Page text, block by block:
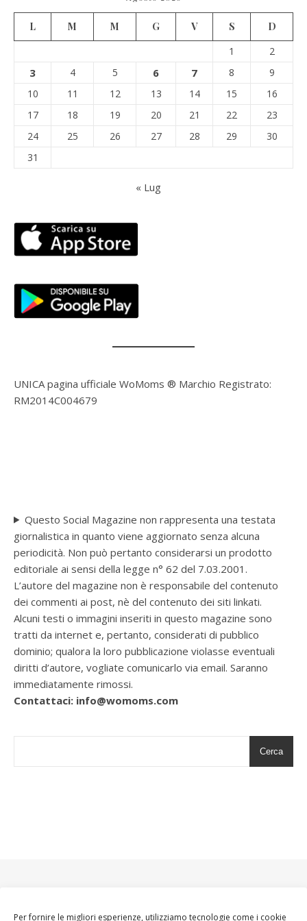
Per fornire le migliori esperienze, utilizziamo tecnologie come i cookie
L M M G V S
D
1
2
3 4 5 6 7 8
9
10
11 12 13 14 15
16
17
18 19 20 21 22
23
24
25 26 27 28 29
30
31
« Lug
UNICA pagina ufficiale WoMoms ® Marchio Registrato:
RM2014C004679
Questo Social Magazine non rappresenta una testata
giornalistica in quanto viene aggiornato senza alcuna
periodicità. Non può pertanto considerarsi un prodotto
editoriale ai sensi della legge n° 62 del 7.03.2001.
L’autore del magazine non è responsabile del contenuto
dei commenti ai post, nè del contenuto dei siti linkati.
Alcuni testi o immagini inseriti in questo magazine sono
tratti da internet e, pertanto, considerati di pubblico
dominio; qualora la loro pubblicazione violasse eventuali
diritti d’autore, vogliate comunicarlo via email. Saranno
immediatamente rimossi.
Contattaci: info@womoms.com
Cerca